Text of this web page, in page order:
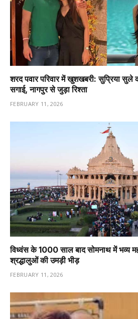
शरद पवार परिवार में खुशखबरी: सुप्रिया सुले
सगाई, नागपुर से जुड़ा रिश्ता
FEBRUARY 11, 2026
विध्वंस के 1000 साल बाद सोमनाथ में भव्य
श्रद्धालुओं की उमड़ी भीड़
FEBRUARY 11, 2026